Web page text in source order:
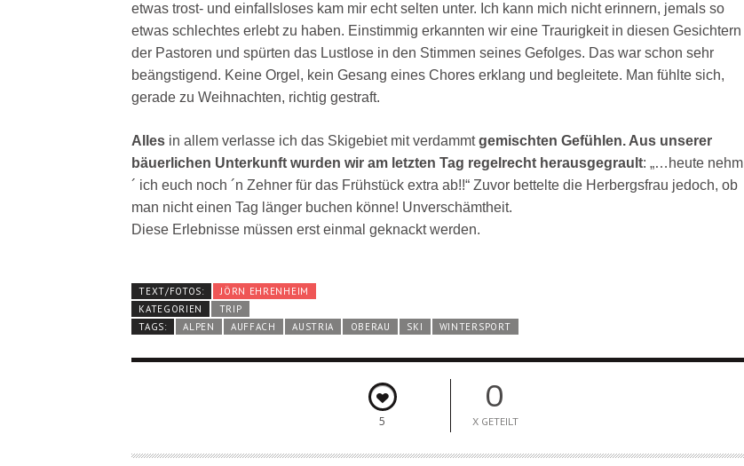
etwas trost- und einfallsloses kam mir echt selten unter. Ich kann mich nicht erinnern, jemals so
etwas schlechtes erlebt zu haben. Einstimmig erkannten wir eine Traurigkeit in diesen Gesichtern
der Pastoren und spürten das Lustlose in den Stimmen seines Gefolges. Das war schon sehr
beängstigend. Keine Orgel, kein Gesang eines Chores erklang und begleitete. Man fühlte sich,
gerade zu Weihnachten, richtig gestraft.
Alles in allem verlasse ich das Skigebiet mit verdammtgemischten Gefühlen. Aus unserer
bäuerlichen Unterkunft wurden wir am letzten Tag regelrecht herausgegrault: „…heute nehm
´ ich euch noch ´n Zehner für das Frühstück extra ab!!“ Zuvor bettelte die Herbergsfrau jedoch, ob
man nicht einen Tag länger buchen könne! Unverschämtheit.
Diese Erlebnisse müssen erst einmal geknackt werden.
TEXT/FOTOS:
JÖRN EHRENHEIM
KATEGORIEN
TRIP
TAGS:
ALPEN AUFFACH AUSTRIA OBERAU SKI WINTERSPORT
5
0
X GETEILT